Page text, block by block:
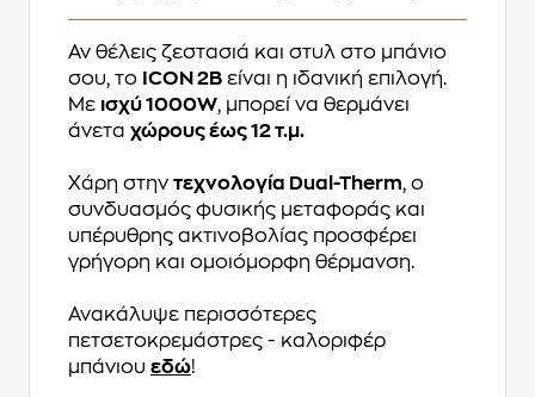
Αν θέλεις ζεστασιά και στυλ στο μπάνιο
σου, το ICON 2B είναι η ιδανική επιλογή.
Με ισχύ 1000W, μπορεί να θερμάνει
άνετα χώρους έως 12 τ.μ.
Χάρη στην τεχνολογία Dual-Therm, ο
συνδυασμός φυσικής μεταφοράς και
υπέρυθρης ακτινοβολίας προσφέρει
γρήγορη και ομοιόμορφη θέρμανση.
Ανακάλυψε περισσότερες
πετσετοκρεμάστρες - καλοριφέρ
μπάνιου εδώ!